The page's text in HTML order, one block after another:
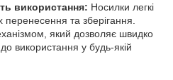
використання: Носилки легкі
та зберігання.
який дозволяє швидко
до використання у будь-якій